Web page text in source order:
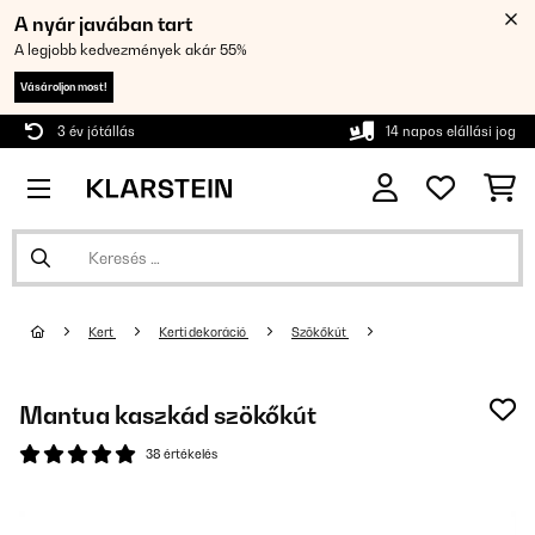
A nyár javában tart
A legjobb kedvezmények akár 55%
Vásároljon most!
3 év jótállás 14 napos elállási jog
Kert Kerti dekoráció Szökőkút
Mantua kaszkád szökőkút
38 értékelés